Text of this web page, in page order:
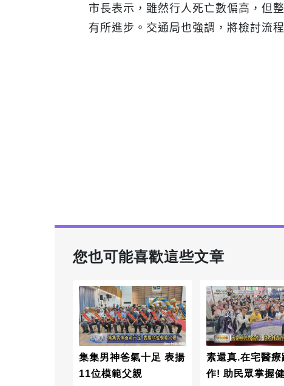
市長表示，雖然行人死亡數偏高，但
有所進步。交通局也強調，將檢討流
您也可能喜歡這些文章
集集男神爸氣十足 表揚
11位模範父親
素還真.在宅醫療
作! 助民眾掌握